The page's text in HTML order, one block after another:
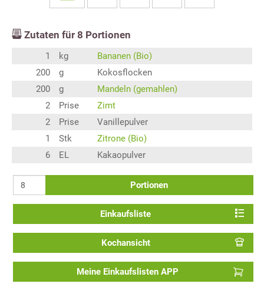
Zutaten für 8 Portionen
1 kg
Bananen (Bio)
200
g
Kokosflocken
200
g
Mandeln (gemahlen)
2
Prise
Zimt
2
Prise
Vanillepulver
1
Stk
Zitrone (Bio)
6
EL Kakaopulver
Portionen
Einkaufsliste
Kochansicht
Meine Einkaufslisten APP